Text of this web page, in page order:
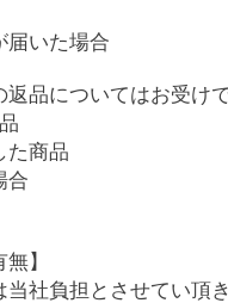
届いた場合
品についてはお受け
た商品
合
】
社負担とさせてい頂